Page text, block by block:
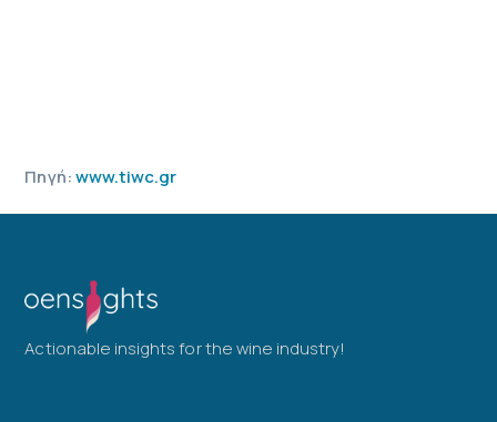
Πηγή:www.tiwc.gr
Actionable insights for the wine industry!